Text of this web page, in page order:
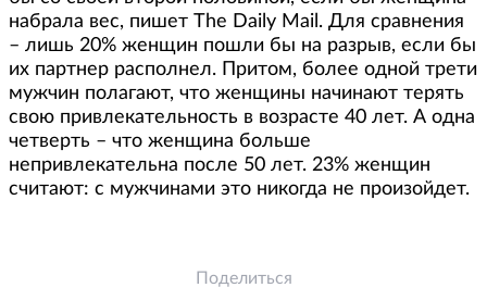
набрала вес, пишет The Daily Mail. Для сравнения
– лишь 20% женщин пошли бы на разрыв, если бы
их партнер располнел. Притом, более одной трети
мужчин полагают, что женщины начинают терять
свою привлекательность в возрасте 40 лет. А одна
четверть – что женщина больше
непривлекательна после 50 лет. 23% женщин
считают: с мужчинами это никогда не произойдет.
Поделиться